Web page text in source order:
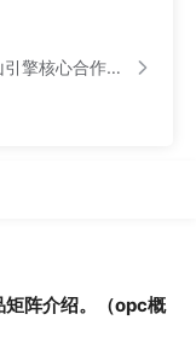
擎核心合作伙伴）
阵介绍。（opc概